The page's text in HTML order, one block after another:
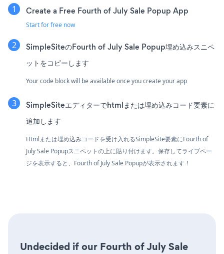
Create a Free Fourth of July Sale Popup App
Start for free now
SimpleSiteのFourth of July Sale Popup埋め込みスニペ
ットをコピーします
Your code block will be available once you create your app
SimpleSiteエディターでhtmlまたは埋め込みコード要素に
追加します
Htmlまたは埋め込みコードを受け入れるSimpleSite要素にFourth of
July Sale Popupスニペットの上に貼り付けます。保存してライブペー
ジを表示すると、Fourth of July Sale Popupが表示されます！
Undecided if our Fourth of July Sale